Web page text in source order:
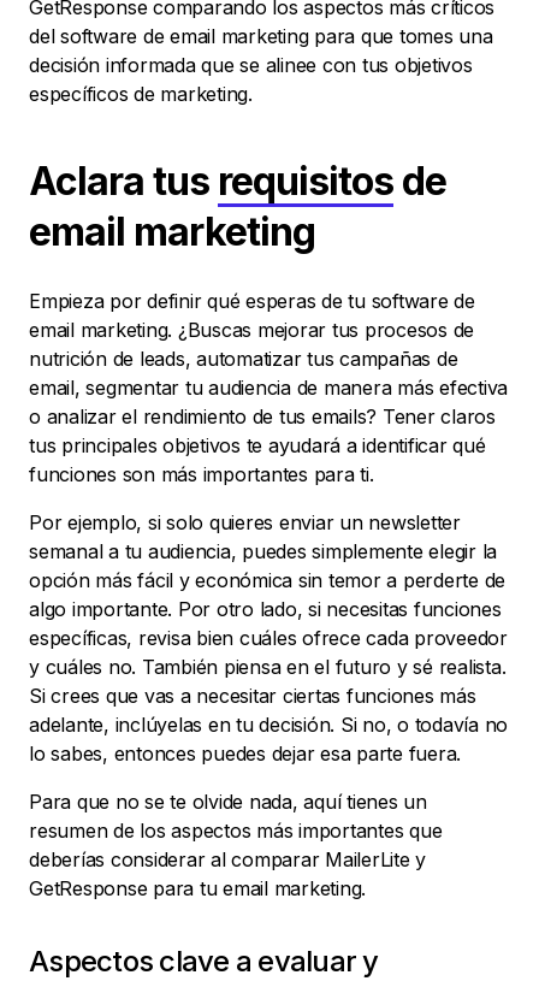
GetResponse comparando los aspectos más críticos
del software de email marketing para que tomes una
decisión informada que se alinee con tus objetivos
específicos de marketing.
Aclara tus requisitos de
email marketing
Empieza por definir qué esperas de tu software de
email marketing. ¿Buscas mejorar tus procesos de
nutrición de leads, automatizar tus campañas de
email, segmentar tu audiencia de manera más efectiva
o analizar el rendimiento de tus emails? Tener claros
tus principales objetivos te ayudará a identificar qué
funciones son más importantes para ti.
Por ejemplo, si solo quieres enviar un newsletter
semanal a tu audiencia, puedes simplemente elegir la
opción más fácil y económica sin temor a perderte de
algo importante. Por otro lado, si necesitas funciones
específicas, revisa bien cuáles ofrece cada proveedor
y cuáles no. También piensa en el futuro y sé realista.
Si crees que vas a necesitar ciertas funciones más
adelante, inclúyelas en tu decisión. Si no, o todavía no
lo sabes, entonces puedes dejar esa parte fuera.
Para que no se te olvide nada, aquí tienes un
resumen de los aspectos más importantes que
deberías considerar al comparar MailerLite y
GetResponse para tu email marketing.
Aspectos clave a evaluar y